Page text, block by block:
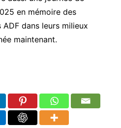
en mémoire des
dans leurs milieux
maintenant.